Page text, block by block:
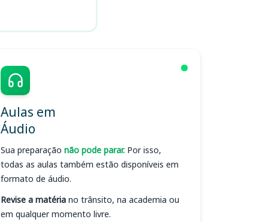
Aulas em
Áudio
Sua preparação não pode parar. Por isso,
todas as aulas também estão disponíveis em
formato de áudio.
Revise a matéria no trânsito, na academia ou
em qualquer momento livre.